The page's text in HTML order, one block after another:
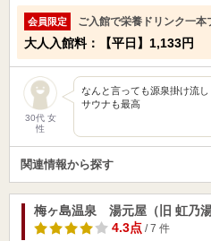
会員限定 ご入館で栄養ドリンク一本
大人入館料：【平日】1,133円
30代 女
性
なんと言っても源泉掛け流
サウナも最高
関連情報から探す
梅ヶ島温泉 湯元屋（旧 虹乃湯
4.3点/ 7 件